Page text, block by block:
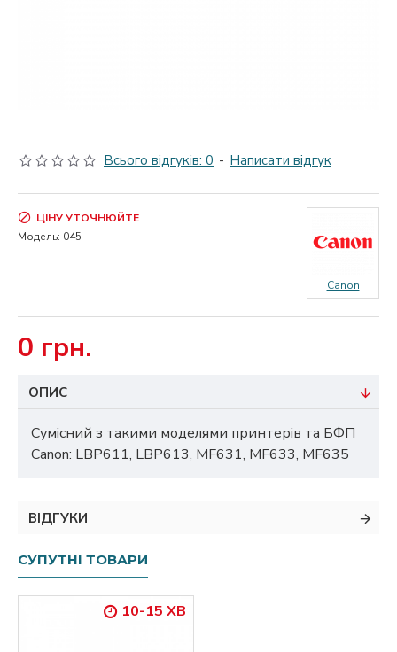
Всього відгуків: 0 - Написати відгук
0 грн.
ЦІНУ УТОЧНЮЙТЕ
Модель: 045
Canon
ОПИС
Сумісний з такими моделями принтерів та БФП
Canon: LBP611, LBP613, MF631, MF633, MF635
ВІДГУКИ
СУПУТНІ ТОВАРИ
10-15 ХВ